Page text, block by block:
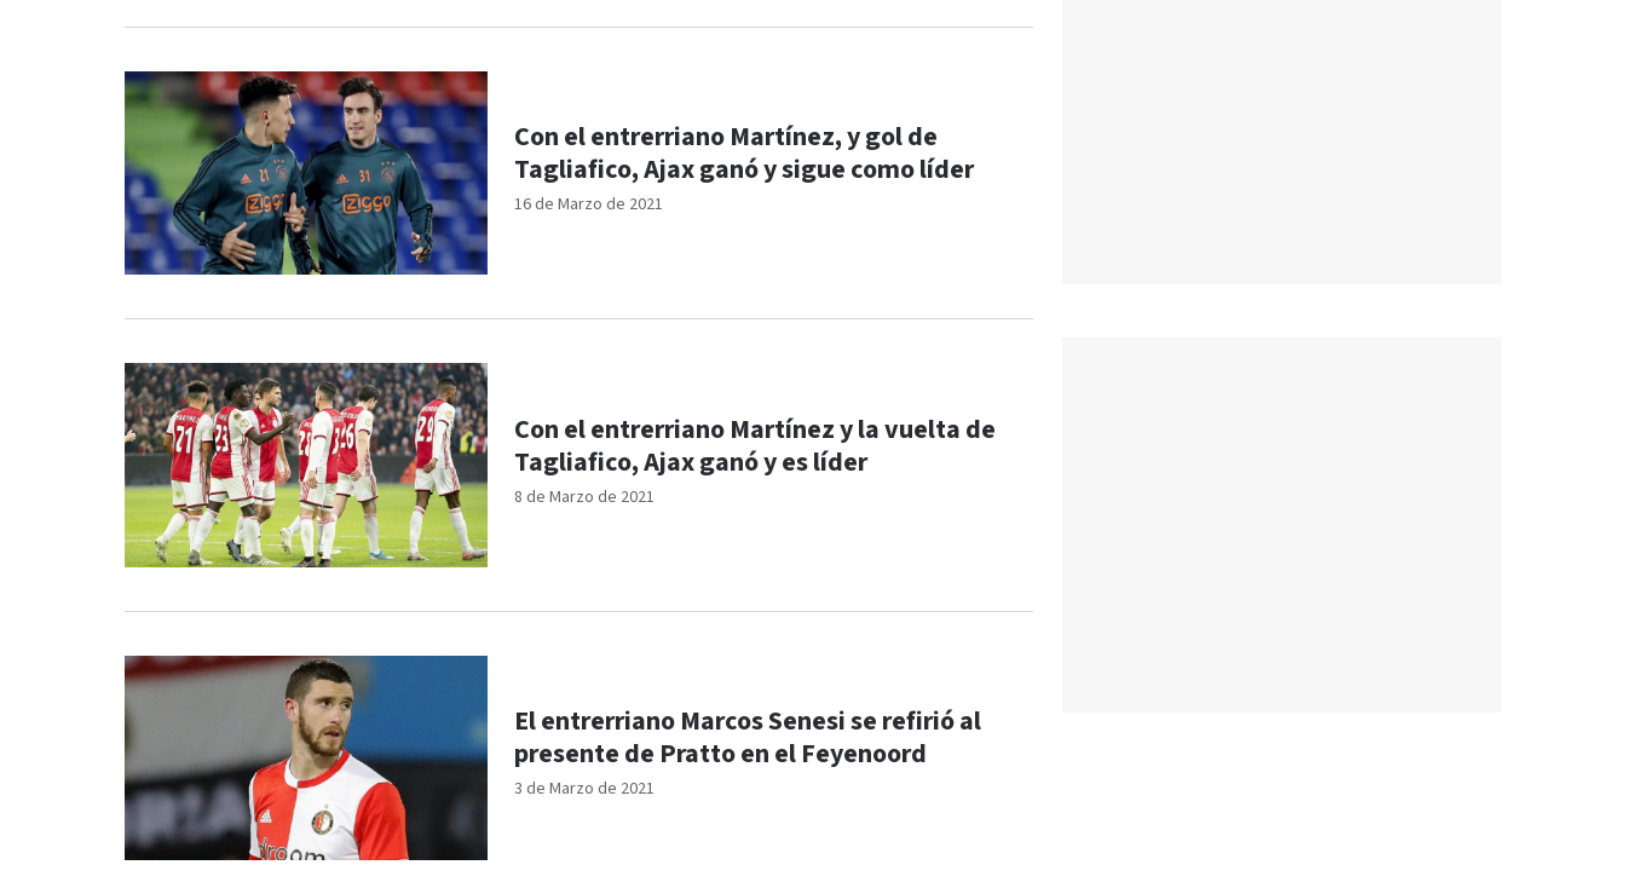
16 de Marzo de 2021
Con el entrerriano Martínez, y gol de
Tagliafico, Ajax ganó y sigue como líder
8 de Marzo de 2021
Con el entrerriano Martínez y la vuelta de
Tagliafico, Ajax ganó y es líder
3 de Marzo de 2021
El entrerriano Marcos Senesi se refirió al
presente de Pratto en el Feyenoord